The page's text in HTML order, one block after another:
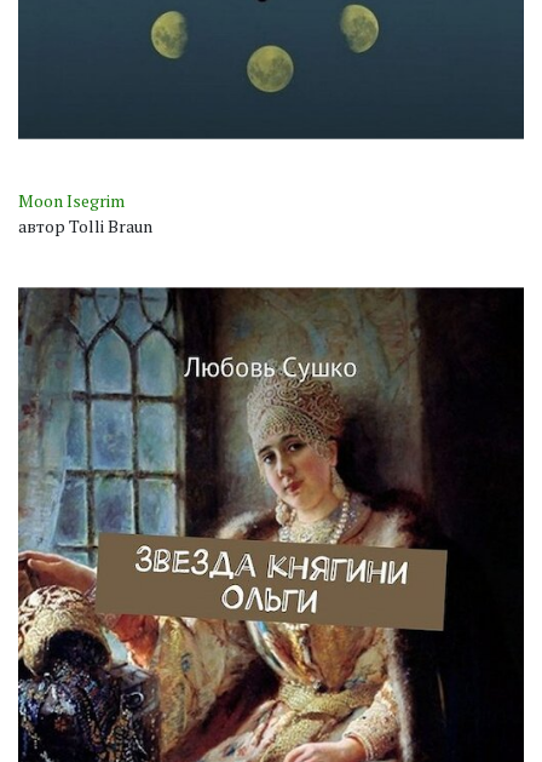
Moon Isegrim
автор Tolli Braun